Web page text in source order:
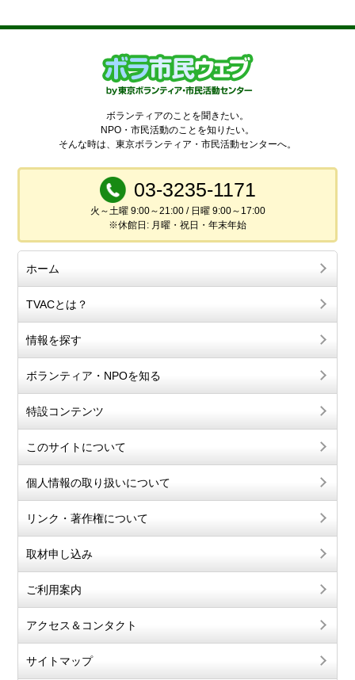
ボランティアのことを聞きたい。
NPO・市民活動のことを知りたい。
そんな時は、東京ボランティア・市民活動センターへ。
03-3235-1171
火～土曜 9:00～21:00 / 日曜 9:00～17:00
※休館日: 月曜・祝日・年末年始
ホーム
TVACとは？
情報を探す
ボランティア・NPOを知る
特設コンテンツ
このサイトについて
個人情報の取り扱いについて
リンク・著作権について
取材申し込み
ご利用案内
アクセス＆コンタクト
サイトマップ